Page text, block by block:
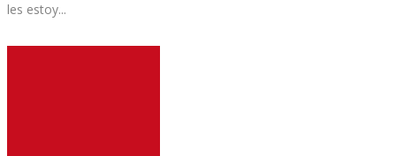
les estoy...